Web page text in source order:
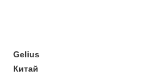
Gelius
Китай